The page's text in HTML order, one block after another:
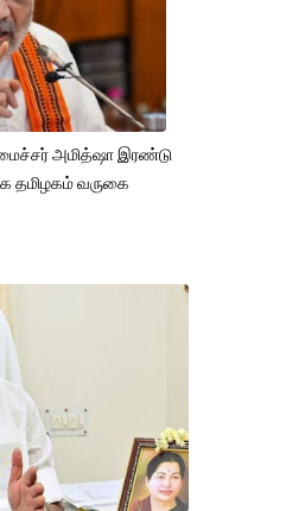
அமித்ஷா இரண்டு
தமிழகம் வருகை